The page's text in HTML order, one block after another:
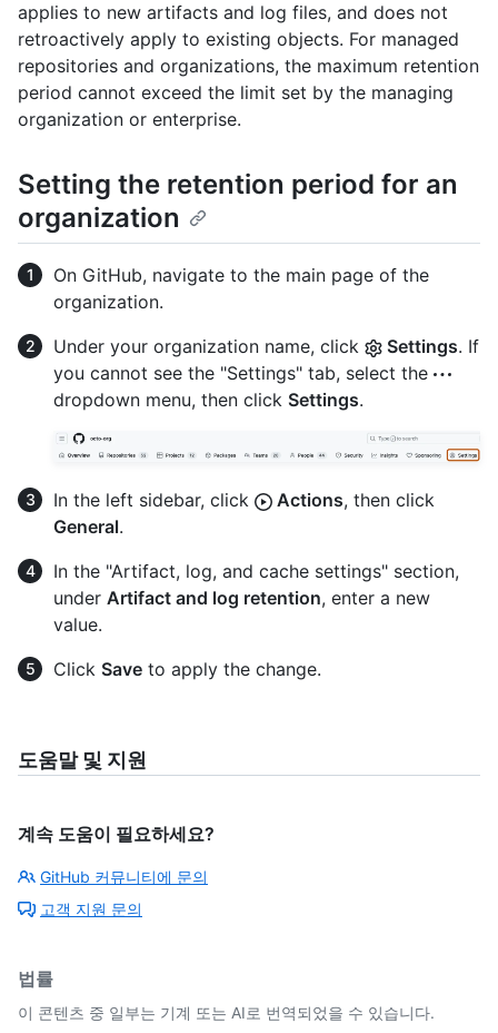
applies to new artifacts and log files, and does not
retroactively apply to existing objects. For managed
repositories and organizations, the maximum retention
period cannot exceed the limit set by the managing
organization or enterprise.
Setting the retention period for an
organization
On GitHub, navigate to the main page of the
organization.
Under your organization name, click
Settings. If
you cannot see the "Settings" tab, select the
dropdown menu, then click Settings.
In the left sidebar, click Actions, then click
General.
In the "Artifact, log, and cache settings" section,
under Artifact and log retention, enter a new
value.
Click Save to apply the change.
도움말 및 지원
계속 도움이 필요하세요?
GitHub 커뮤니티에 문의
고객 지원 문의
법률
이 콘텐츠 중 일부는 기계 또는 AI로 번역되었을 수 있습니다.